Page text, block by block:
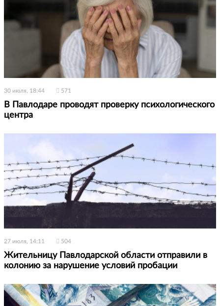
30 июля, 18:44 571
В Павлодаре проводят проверку психологического
центра
27 июля, 14:11 504
Жительницу Павлодарской области отправили в
колонию за нарушение условий пробации